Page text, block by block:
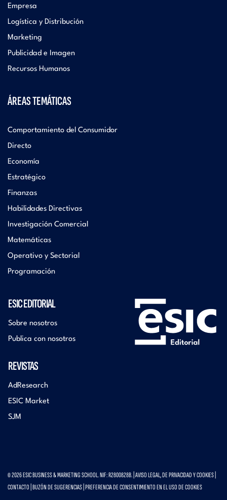
Empresa
Logística y Distribución
Marketing
Publicidad e Imagen
Recursos Humanos
ÁREAS TEMÁTICAS
Comportamiento del Consumidor
Directo
Economía
Estratégico
Finanzas
Habilidades Directivas
Investigación Comercial
Matemáticas
Operativo y Sectorial
Programación
ESIC EDITORIAL
Sobre nosotros
Publica con nosotros
REVISTAS
AdResearch
ESIC Market
SJM
© 2026 ESIC BUSINESS & MARKETING SCHOOL. NIF: R2800828B. | AVISO LEGAL, DE PRIVACIDAD Y COOKIES
CONTACTO BUZÓN DE SUGERENCIAS PREFERENCIA DE CONSENTIMIENTO EN EL USO DE COOKIES